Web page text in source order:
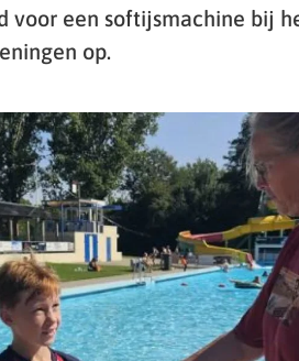
voor een softijsmachine bij
op.